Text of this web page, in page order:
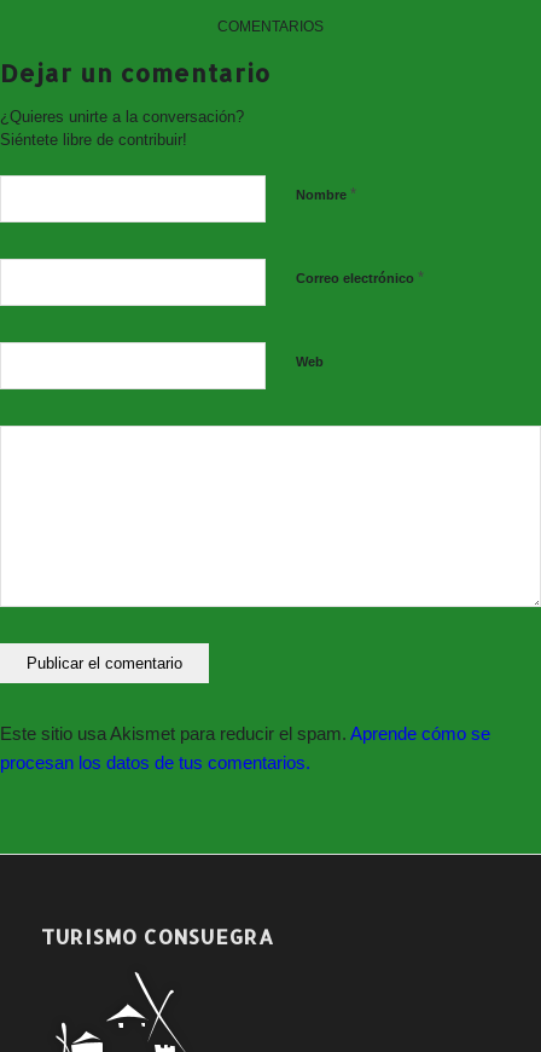
#NoLoTiresPorLaBorda #Responsabilidad
COMENTARIOS
Dejar un comentario
¿Quieres unirte a la conversación?
Siéntete libre de contribuir!
Nombre *
Correo electrónico *
Web
Este sitio usa Akismet para reducir el spam. Aprende cómo se
procesan los datos de tus comentarios.
TURISMO CONSUEGRA